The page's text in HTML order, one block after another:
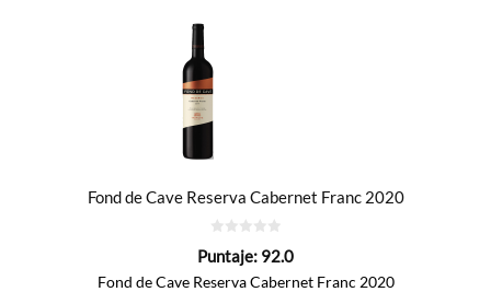
Fond de Cave Reserva Cabernet Franc 2020
de
Puntaje: 92.0
Fond de Cave Reserva Cabernet Franc 2020